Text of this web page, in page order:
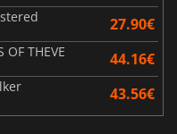
27.90€
OF THEVE 44.16€
43.56€